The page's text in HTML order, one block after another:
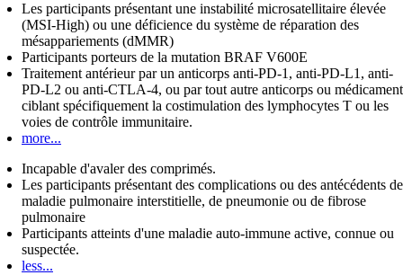
Les participants présentant une instabilité microsatellitaire élevée
(MSI-High) ou une déficience du système de réparation des
mésappariements (dMMR)
Participants porteurs de la mutation BRAF V600E
Traitement antérieur par un anticorps anti-PD-1, anti-PD-L1, anti-
PD-L2 ou anti-CTLA-4, ou par tout autre anticorps ou médicament
ciblant spécifiquement la costimulation des lymphocytes T ou les
voies de contrôle immunitaire.
more...
Incapable d'avaler des comprimés.
Les participants présentant des complications ou des antécédents de
maladie pulmonaire interstitielle, de pneumonie ou de fibrose
pulmonaire
Participants atteints d'une maladie auto-immune active, connue ou
suspectée.
less...